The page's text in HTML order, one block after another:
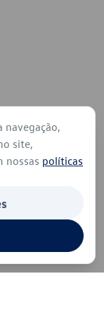
navegação,
site,
nossas políticas